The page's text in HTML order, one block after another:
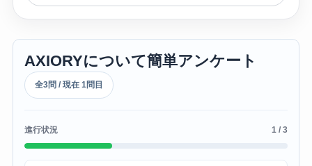
AXIORYについて簡単アンケート
全3問 / 現在 1問目
進行状況 1 / 3